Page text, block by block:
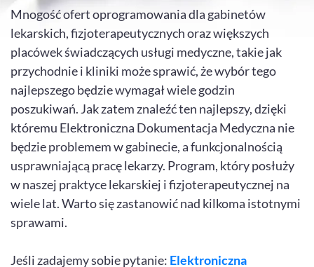
Mnogość ofert oprogramowania dla gabinetów
lekarskich, fizjoterapeutycznych oraz większych
placówek świadczących usługi medyczne, takie jak
przychodnie i kliniki może sprawić, że wybór tego
najlepszego będzie wymagał wiele godzin
poszukiwań. Jak zatem znaleźć ten najlepszy, dzięki
któremu Elektroniczna Dokumentacja Medyczna nie
będzie problemem w gabinecie, a funkcjonalnością
usprawniającą pracę lekarzy. Program, który posłuży
w naszej praktyce lekarskiej i fizjoterapeutycznej na
wiele lat. Warto się zastanowić nad kilkoma istotnymi
sprawami.
Jeśli zadajemy sobie pytanie: Elektroniczna